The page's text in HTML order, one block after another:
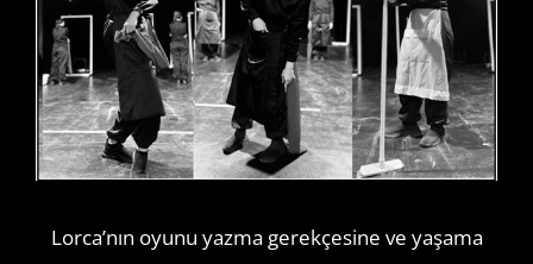
Lorca’nın oyunu yazma gerekçesine ve yaşama